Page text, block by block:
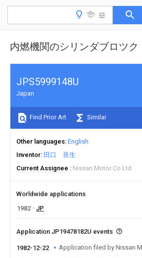
内燃機関のシリンダブロツク
JPS5999148U
Japan
Find Prior Art Similar
Other languages English
Inventor 田口 良生
Current Assignee
Nissan Motor Co Ltd
Worldwide applications
1982
JP
Application JP19478182U events
1982-12-22 Application filed by Nissan